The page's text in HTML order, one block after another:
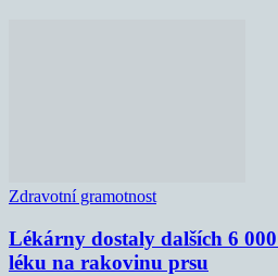
Zdravotní gramotnost
Lékárny dostaly dalších 6
léku na rakovinu prsu